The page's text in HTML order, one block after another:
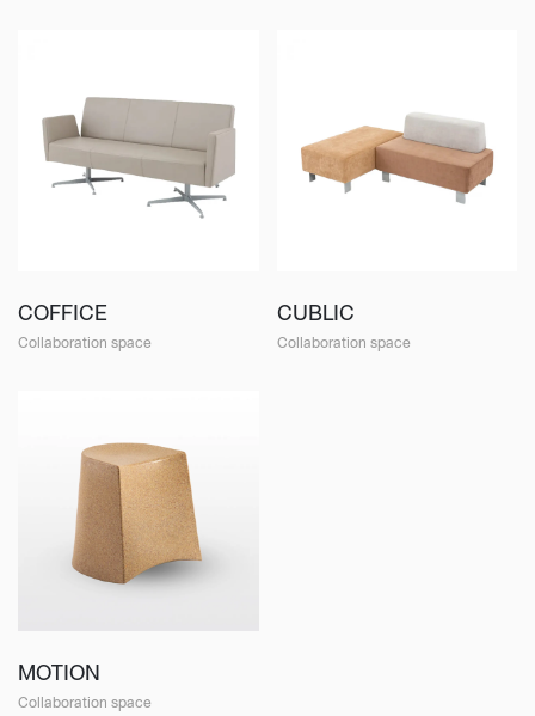
COFFICE
Collaboration space
CUBLIC
Collaboration space
MOTION
Collaboration space